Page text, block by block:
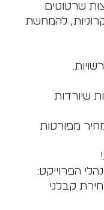
שרטוטים
להמחשת
שיורדות
מפורטות
הפרוייקט:
קבלני